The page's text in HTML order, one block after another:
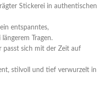
Stickerei in authentischen
entspanntes,
Tragen.
passt sich mit der Zeit auf
stilvoll und tief verwurzelt in